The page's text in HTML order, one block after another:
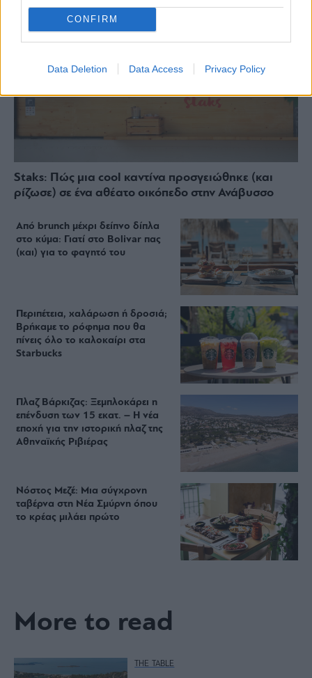
CONFIRM
Data Deletion Data Access Privacy Policy
Staks: Πώς μια cool καντίνα προσγειώθηκε (και
ρίζωσε) σε ένα αθέατο οικόπεδο στην Ανάβυσσο
Από brunch μέχρι δείπνο δίπλα
στο κύμα: Γιατί στο Bolivar πας
(και) για το φαγητό του
Περιπέτεια, χαλάρωση ή δροσιά;
Βρήκαμε το ρόφημα που θα
πίνεις όλο το καλοκαίρι στα
Starbucks
Πλαζ Βάρκιζας: Ξεμπλοκάρει η
επένδυση των 15 εκατ. – Η νέα
εποχή για την ιστορική πλαζ της
Αθηναϊκής Ριβιέρας
Νόστος Μεζέ: Μια σύγχρονη
ταβέρνα στη Νέα Σμύρνη όπου
το κρέας μιλάει πρώτο
More to read
THE TABLE